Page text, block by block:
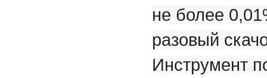
не более
разовый
Инструмент